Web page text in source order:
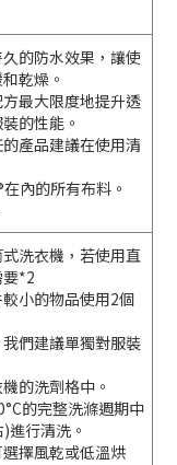
的防水效果，讓使
乾燥。
最大限度地提升透
的性能。
產品建議在使用清
內的所有布料。
洗衣機，若使用直
要*2
小的物品使用2個
們建議單獨對服裝
的洗劑格中。
的完整洗滌週期中
進行清洗。
擇風乾或低溫烘